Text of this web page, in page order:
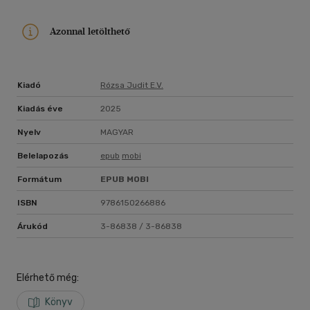
segít megtalálni a saját utadat.Ne csak túléld! Élj! És közben
emelj fel másokat is!
Azonnal letölthető
Kiadó Rózsa Judit E.v.
Kiadás éve 2025
Nyelv MAGYAR
Belelapozás epub mobi
Formátum EPUB MOBI
ISBN 9786150266886
Árukód 3-86838 / 3-86838
Elérhető még:
Könyv